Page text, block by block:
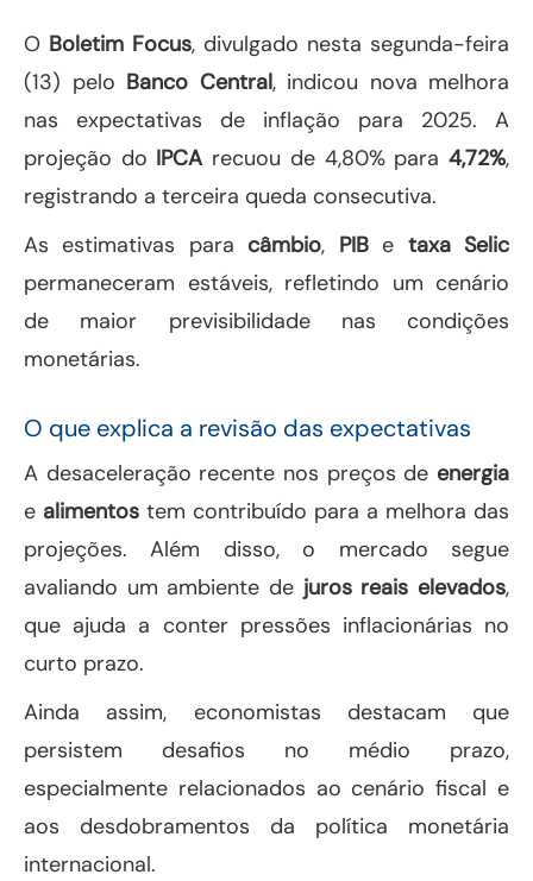
O Boletim Focus, divulgado nesta segunda-feira
(13) pelo Banco Central, indicou nova melhora
nas expectativas de inflação para 2025. A
projeção do IPCArecuou de 4,80% para4,72%,
registrando a terceira queda consecutiva.
As estimativas para câmbio, PIBe taxa Selic
permaneceram estáveis, refletindo um cenário
de maior previsibilidade nas condições
monetárias.
O que explica a revisão das expectativas
A desaceleração recente nos preços de energia
e alimentos tem contribuído para a melhora das
projeções. Além disso, o mercado segue
avaliando um ambiente de juros reais elevados,
que ajuda a conter pressões inflacionárias no
curto prazo.
Ainda assim, economistas destacam que
persistem desafios no médio prazo,
especialmente relacionados ao cenário fiscal e
aos desdobramentos da política monetária
internacional.